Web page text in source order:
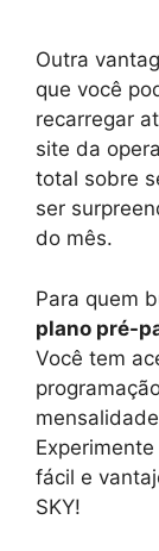
Outra
que você
recarregar
site da
total sobre
ser
do mês.
Para quem
plano pré-
Você tem
fácil e
SKY!